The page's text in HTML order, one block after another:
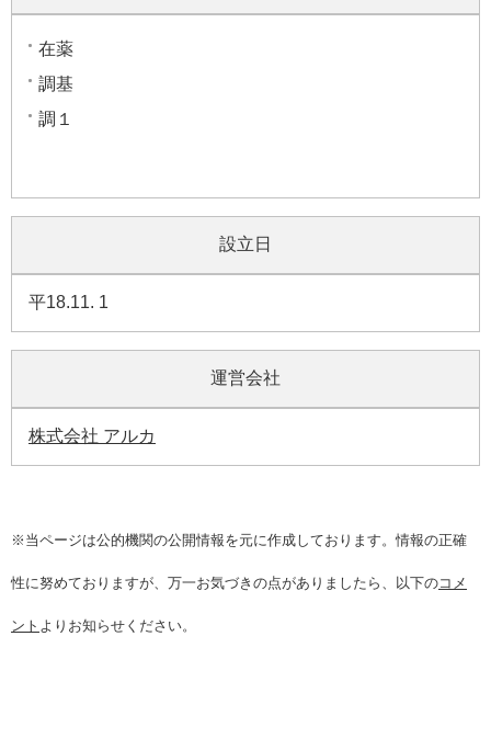
在薬
調基
調１
設立日
平18.11. 1
運営会社
株式会社 アルカ
※当ページは公的機関の公開情報を元に作成しております。情報の正確
性に努めておりますが、万一お気づきの点がありましたら、以下のコメ
ント よりお知らせください。